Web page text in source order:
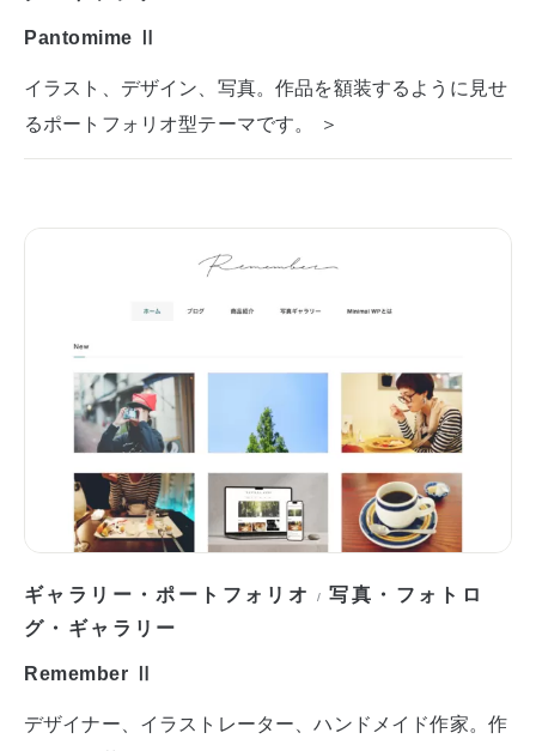
Pantomime Ⅱ
イラスト、デザイン、写真。作品を額装するように見せ
るポートフォリオ型テーマです。 ＞
ギャラリー・ポートフォリオ /写真・フォトロ
グ・ギャラリー
Remember Ⅱ
デザイナー、イラストレーター、ハンドメイド作家。作